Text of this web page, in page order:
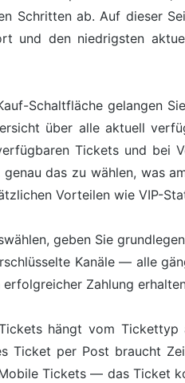
Schritten ab. Auf dieser
und den niedrigsten
Schaltfläche gelangen
über alle aktuell
Tickets und bei
das zu wählen, was
Vorteilen wie VIP-
geben Sie
Kanäle — alle
Zahlung
hängt vom
Ticket per Post braucht
Tickets — das Ticket